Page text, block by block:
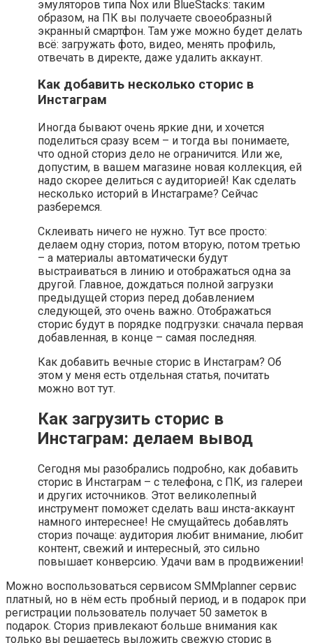
эмуляторов типа Nox или BlueStacks: таким
образом, на ПК вы получаете своеобразный
экранный смартфон. Там уже можно будет делать
всё: загружать фото, видео, менять профиль,
отвечать в директе, даже удалить аккаунт.
Как добавить несколько сторис в
Инстаграм
Иногда бывают очень яркие дни, и хочется
поделиться сразу всем – и тогда вы понимаете,
что одной сториз дело не ограничится. Или же,
допустим, в вашем магазине новая коллекция, ей
надо скорее делиться с аудиторией! Как сделать
несколько историй в Инстаграме? Сейчас
разберемся.
Склеивать ничего не нужно. Тут все просто:
делаем одну сториз, потом вторую, потом третью
– а материалы автоматически будут
выстраиваться в линию и отображаться одна за
другой. Главное, дождаться полной загрузки
предыдущей сториз перед добавлением
следующей, это очень важно. Отображаться
сторис будут в порядке подгрузки: сначала первая
добавленная, в конце – самая последняя.
Как добавить вечные сторис в Инстаграм? Об
этом у меня есть отдельная статья, почитать
можно вот тут.
Как загрузить сторис в
Инстаграм: делаем вывод
Сегодня мы разобрались подробно, как добавить
сторис в Инстаграм – с телефона, с ПК, из галереи
и других источников. Этот великолепный
инструмент поможет сделать ваш инста-аккаунт
намного интереснее! Не смущайтесь добавлять
сториз почаще: аудитория любит внимание, любит
контент, свежий и интересный, это сильно
повышает конверсию. Удачи вам в продвижении!
Можно воспользоваться сервисом SMMplanner сервис
платный, но в нём есть пробный период, и в подарок при
регистрации пользователь получает 50 заметок в
подарок. Сториз привлекают больше внимания как
только вы решаетесь выложить свежую сторис в